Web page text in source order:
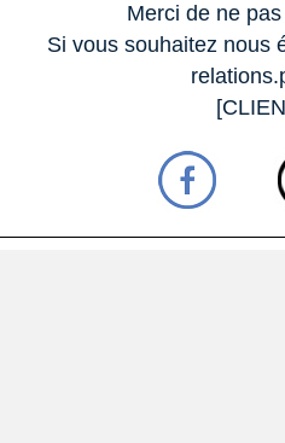
Merci de ne
Si vous souhaitez nous